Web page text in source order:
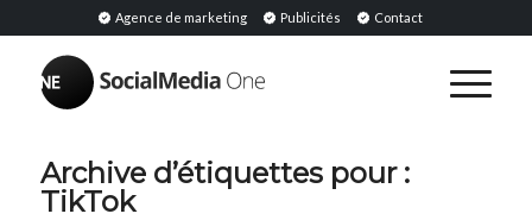
Agence de marketing Publicités Contact
Archive d’étiquettes pour :
TikTok